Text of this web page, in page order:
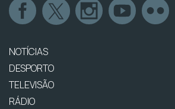
NOTÍCIAS
DESPORTO
TELEVISÃO
RÁDIO